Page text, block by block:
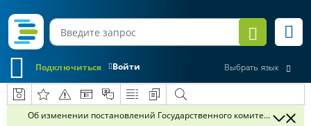
Войти
Подключиться Выбрать язык
Об изменении постановлений Государственного комитета